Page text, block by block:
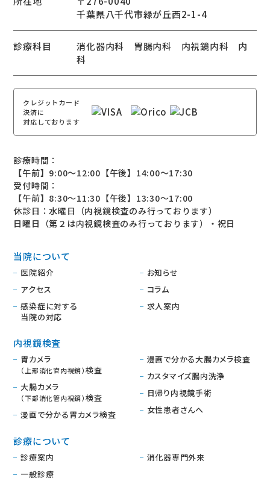
千葉県八千代市緑が丘西2-1-4
診療科目
消化器内科 胃腸内科 内視鏡内科 内
科
クレジットカード
決済に
対応しております
診療時間：
【午前】9:00～12:00【午後】14:00～17:30
受付時間：
【午前】8:30～11:30【午後】13:30～17:00
休診日：水曜日（内視鏡検査のみ行っております）
日曜日（第２は内視鏡検査のみ行っております）・祝日
当院について
医院紹介
アクセス
感染症に対する
当院の対応
お知らせ
コラム
求人案内
内視鏡検査
胃カメラ
（上部消化官内視鏡）検査
大腸カメラ
（下部消化管内視鏡）検査
漫画で分かる胃カメラ検査
漫画で分かる大腸カメラ検査
カスタマイズ腸内洗浄
日帰り内視鏡手術
女性患者さんへ
診療について
診療案内
一般診療
消化器専門外来